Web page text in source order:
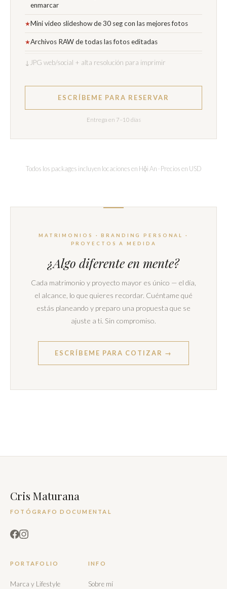
enmarcar
★Mini video slideshow de 30 seg con las mejores fotos
★Archivos RAW de todas las fotos editadas
↓ JPG web/social + alta resolución para imprimir
ESCRÍBEME PARA RESERVAR
Entrega en 7–10 días
Todos los packages incluyen locaciones en Hội An · Precios en USD
MATRIMONIOS · BRANDING PERSONAL ·
PROYECTOS A MEDIDA
¿Algo diferente en mente?
Cada matrimonio y proyecto mayor es único — el día,
el alcance, lo que quieres recordar. Cuéntame qué
estás planeando y preparo una propuesta que se
ajuste a ti. Sin compromiso.
ESCRÍBEME PARA COTIZAR →
Cris Maturana
FOTÓGRAFO DOCUMENTAL
PORTAFOLIO
Marca y Lifestyle
INFO
Sobre mí